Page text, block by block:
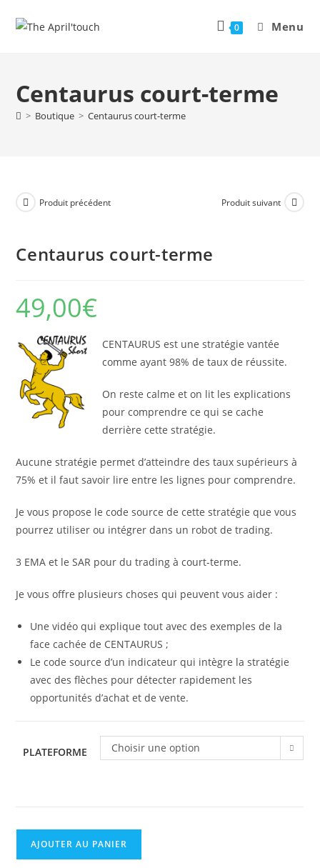
0 Menu
Centaurus court-terme
> Boutique > Centaurus court-terme
Produit précédent Produit suivant
Centaurus court-terme
49,00€
CENTAURUS est une stratégie vantée
comme ayant 98% de taux de réussite.
On reste calme et on lit les explications
pour comprendre ce qui se cache
derrière cette stratégie.
Aucune stratégie permet d’atteindre des taux supérieurs à
75% et il faut savoir lire entre les lignes pour comprendre.
Je vous propose le code source de cette stratégie que vous
pourrez utiliser ou intégrer dans un robot de trading.
3 EMA et le SAR pour du trading à court-terme.
Je vous offre plusieurs choses qui peuvent vous aider :
Une vidéo qui explique tout avec des exemples de la
face cachée de CENTAURUS ;
Le code source d’un indicateur qui intègre la stratégie
avec des flèches pour détecter rapidement les
opportunités d’achat et de vente.
PLATEFORME Choisir une option
AJOUTER AU PANIER